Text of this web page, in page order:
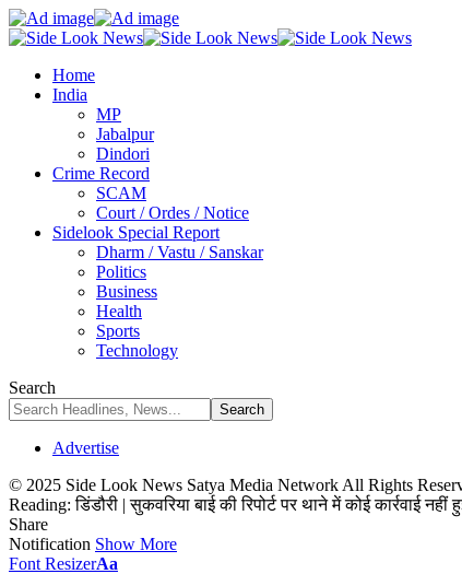
Home
India
MP
Jabalpur
Dindori
Crime Record
SCAM
Court / Ordes / Notice
Sidelook Special Report
Dharm / Vastu / Sanskar
Politics
Business
Health
Sports
Technology
Search
Advertise
© 2025 Side Look News Satya Media Network All Rights
Reading: डिंडौरी | सुकवरिया बाई की रिपोर्ट पर थाने में कोई
Share
Notification Show More
Font ResizerAa